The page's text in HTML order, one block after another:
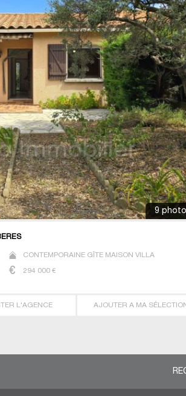
9
CONTEMPORAINE GÎTE MAISON VILLA
294 000€
L'AGENCE AJOUTER A MA